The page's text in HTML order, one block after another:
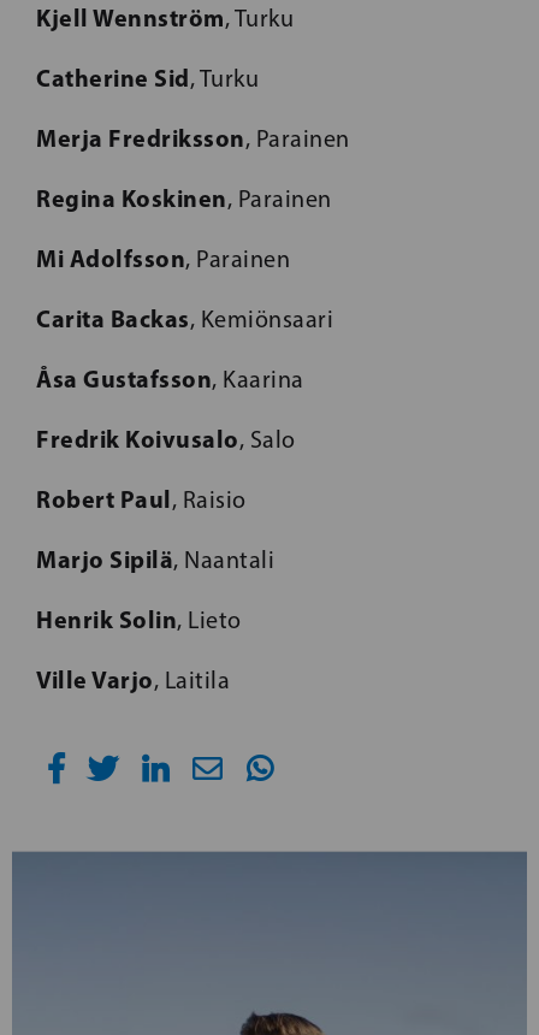
Kjell Wennström, Turku
Catherine Sid, Turku
Merja Fredriksson, Parainen
Regina Koskinen, Parainen
Mi Adolfsson, Parainen
Carita Backas, Kemiönsaari
Åsa Gustafsson, Kaarina
Fredrik Koivusalo, Salo
Robert Paul, Raisio
Marjo Sipilä, Naantali
Henrik Solin, Lieto
Ville Varjo, Laitila